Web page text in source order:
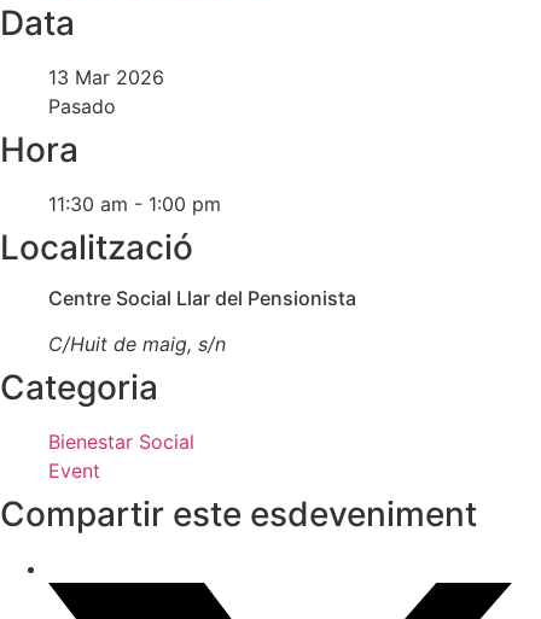
Data
13 Mar 2026
Pasado
Hora
11:30 am - 1:00 pm
Localització
Centre Social Llar del Pensionista
C/Huit de maig, s/n
Categoria
Bienestar Social
Event
Compartir este esdeveniment